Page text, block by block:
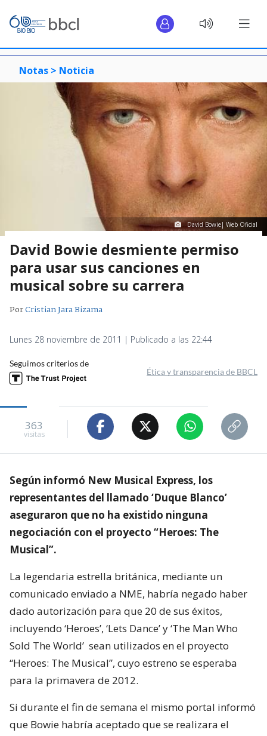
Notas > Noticia
David Bowie| Web Oficial
David Bowie desmiente permiso
para usar sus canciones en
musical sobre su carrera
PorCristian Jara Bizama
Lunes 28 noviembre de 2011 | Publicado a las 22:44
Seguimos criterios de
Ética y transparencia de BBCL
363
visitas
Según informó New Musical Express, los
representantes del llamado ‘Duque Blanco’
aseguraron que no ha existido ninguna
negociación con el proyecto “Heroes: The
Musical”.
La legendaria estrella británica, mediante un
comunicado enviado a NME, habría negado haber
dado autorización para que 20 de sus éxitos,
incluyendo ‘Heroes’, ‘Lets Dance’ y ‘The Man Who
Sold The World’ sean utilizados en el proyecto
“Heroes: The Musical”, cuyo estreno se esperaba
para la primavera de 2012.
Si durante el fin de semana el mismo portal informó
que Bowie habría aceptado que se realizara el